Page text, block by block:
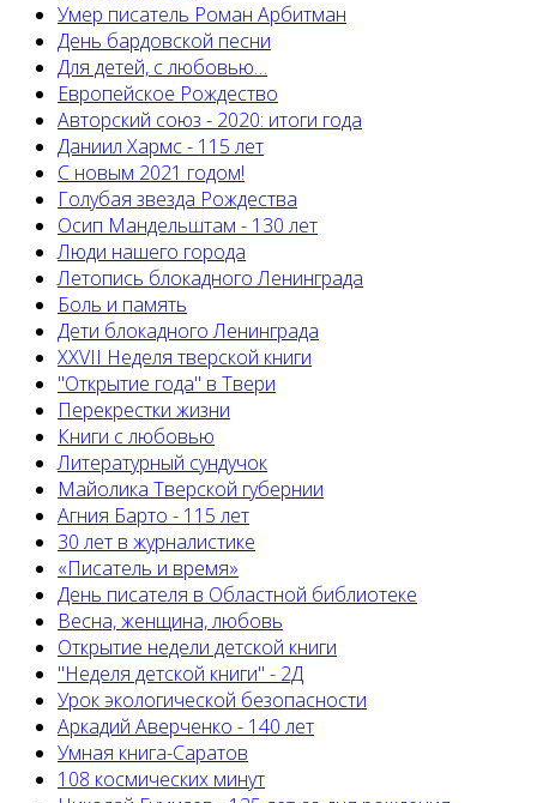
Умер писатель Роман Арбитман
День бардовской песни
Для детей, с любовью…
Европейскоe Рождество
Авторский союз - 2020: итоги года
Даниил Хармс - 115 лет
С новым 2021 годом!
Голубая звезда Рождества
Осип Мандельштам - 130 лет
Люди нашего города
Летопись блокадного Ленинграда
Боль и память
Дети блокадного Ленинграда
XXVII Неделя тверской книги
"Открытие года" в Твери
Перекрестки жизни
Книги с любовью
Литературный сундучок
Майолика Тверской губернии
Агния Барто - 115 лет
30 лет в журналистике
«Писатель и время»
День писателя в Областной библиотеке
Весна, женщина, любовь
Открытие недели детской книги
"Неделя детской книги" - 2Д
Урок экологической безопасности
Аркадий Аверченко - 140 лет
Умная книга-Саратов
108 космических минут